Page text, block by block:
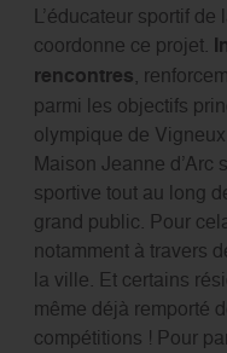
L’éducateur sportif
coordonne ce projet.
rencontres,
parmi les objectifs
olympique de
Maison Jeanne d’Arc
sportive tout au long
grand public. Pour
notamment à travers
la ville. Et certains
même déjà remporté
compétitions ! Pour